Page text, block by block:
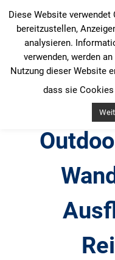
Inhalt
springen
Diese Website
bereitzustellen,
analysieren.
verwenden, werden
Nutzung dieser Website
dass sie Cookies